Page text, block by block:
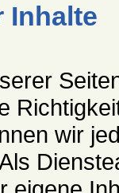
Inhalte
wir